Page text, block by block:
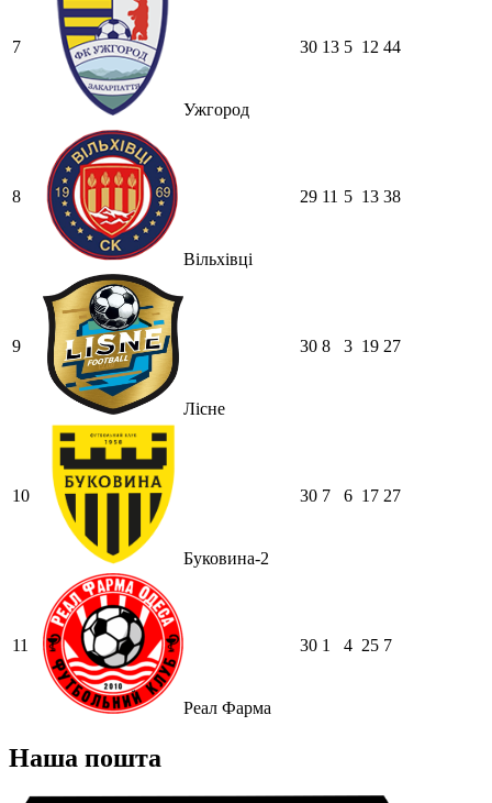
7
Ужгород
30 13 5 12 44
8
Вільхівці
29 11 5 13 38
9
Лісне
30 8 3 19 27
10
Буковина-2
30 7 6 17 27
11
Реал Фарма
30 1 4 25 7
Наша пошта